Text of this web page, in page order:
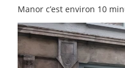
Manor c’est environ 10